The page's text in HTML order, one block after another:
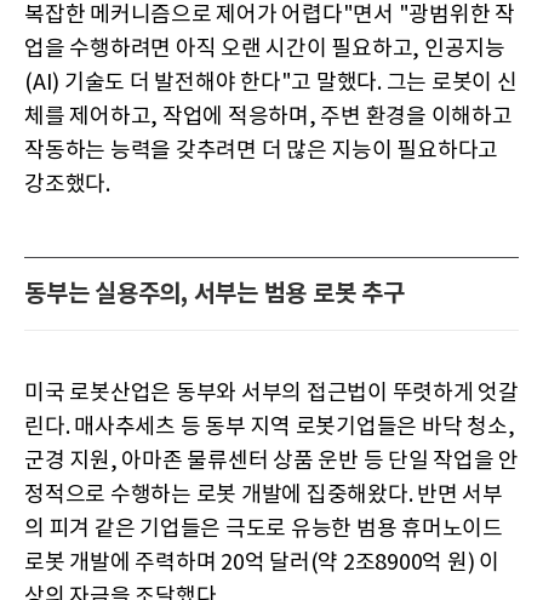
복잡한 메커니즘으로 제어가 어렵다"면서 "광범위한 작
업을 수행하려면 아직 오랜 시간이 필요하고, 인공지능
(AI) 기술도 더 발전해야 한다"고 말했다. 그는 로봇이 신
체를 제어하고, 작업에 적응하며, 주변 환경을 이해하고
작동하는 능력을 갖추려면 더 많은 지능이 필요하다고
강조했다.
동부는 실용주의, 서부는 범용 로봇 추구
미국 로봇산업은 동부와 서부의 접근법이 뚜렷하게 엇갈
린다. 매사추세츠 등 동부 지역 로봇기업들은 바닥 청소,
군경 지원, 아마존 물류센터 상품 운반 등 단일 작업을 안
정적으로 수행하는 로봇 개발에 집중해왔다. 반면 서부
의 피겨 같은 기업들은 극도로 유능한 범용 휴머노이드
로봇 개발에 주력하며 20억 달러(약 2조8900억 원) 이